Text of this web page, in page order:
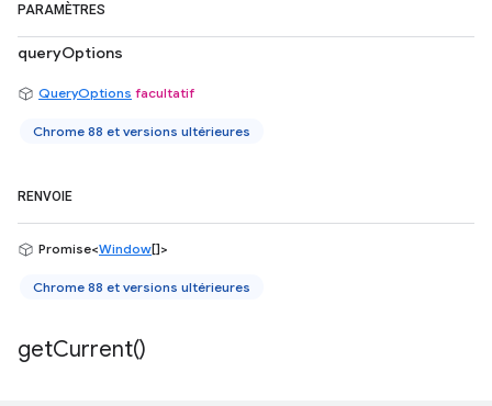
PARAMÈTRES
queryOptions
QueryOptions facultatif
Chrome 88 et versions ultérieures
RENVOIE
Promise<Window[]>
Chrome 88 et versions ultérieures
getCurrent()